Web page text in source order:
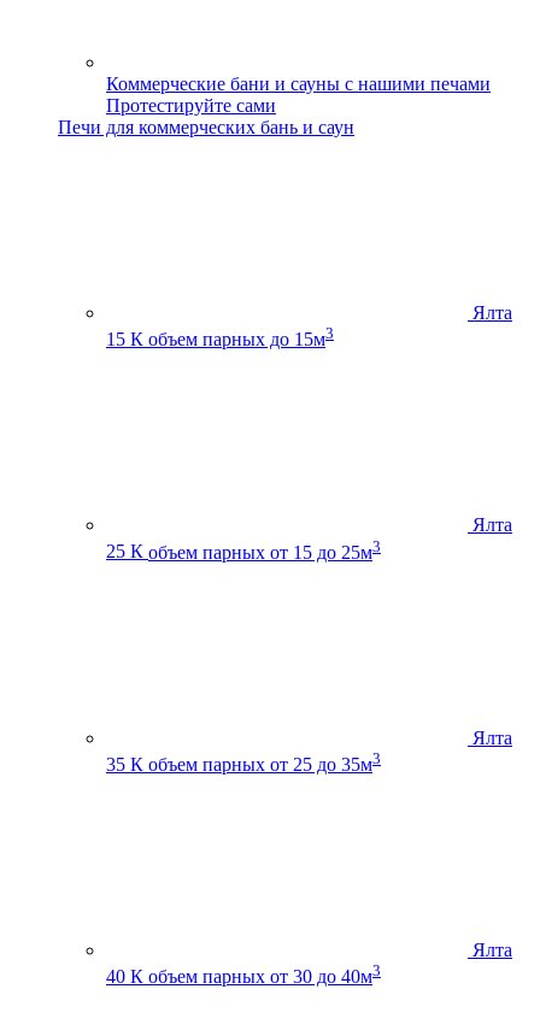
Коммерческие бани и сауны с нашими печами
Протестируйте сами
Печи для коммерческих бань и саун
Ялта
15 К объем парных до 15м3
Ялта
25 К объем парных от 15 до 25м3
Ялта
35 К объем парных от 25 до 35м3
Ялта
40 К объем парных от 30 до 40м3